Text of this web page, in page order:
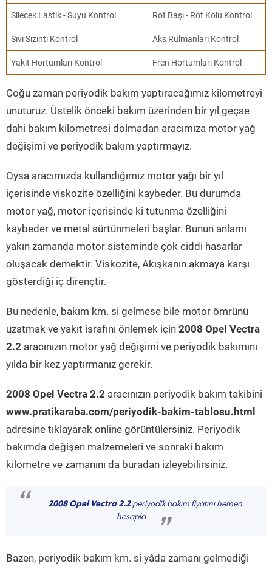
Silecek Lastik - Suyu Kontrol Rot Başı - Rot Kolu Kontrol
Sıvı Sızıntı Kontrol Aks Rulmanları Kontrol
Yakıt Hortumları Kontrol Fren Hortumları Kontrol
Çoğu zaman periyodik bakım yaptıracağımız kilometreyi
unuturuz. Üstelik önceki bakım üzerinden bir yıl geçse
dahi bakım kilometresi dolmadan aracımıza motor yağ
değişimi ve periyodik bakım yaptırmayız.
Oysa aracımızda kullandığımız motor yağı bir yıl
içerisinde viskozite özelliğini kaybeder. Bu durumda
motor yağ, motor içerisinde ki tutunma özelliğini
kaybeder ve metal sürtünmeleri başlar. Bunun anlamı
yakın zamanda motor sisteminde çok ciddi hasarlar
oluşacak demektir. Viskozite, Akışkanın akmaya karşı
gösterdiği iç dirençtir.
Bu nedenle, bakım km. si gelmese bile motor ömrünü
uzatmak ve yakıt israfını önlemek için 2008 Opel Vectra
2.2 aracınızın motor yağ değişimi ve periyodik bakımını
yılda bir kez yaptırmanız gerekir.
2008 Opel Vectra 2.2 aracınızın periyodik bakım takibini
www.pratikaraba.com/periyodik-bakim-tablosu.html
adresine tıklayarak online görüntülersiniz. Periyodik
bakımda değişen malzemeleri ve sonraki bakım
kilometre ve zamanını da buradan izleyebilirsiniz.
“ 2008 Opel Vectra 2.2periyodik bakım fiyatını hemen
hesapla
”
Bazen, periyodik bakım km. si yâda zamanı gelmediği